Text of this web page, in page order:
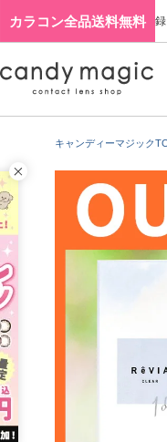
カラコン全品送料無料
キャンディーマジック
ログイン・新規会員登録